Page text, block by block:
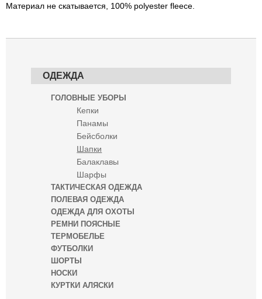
Материал не скатывается, 100% polyester fleece.
ОДЕЖДА
ГОЛОВНЫЕ УБОРЫ
Кепки
Панамы
Бейсболки
Шапки
Балаклавы
Шарфы
ТАКТИЧЕСКАЯ ОДЕЖДА
ПОЛЕВАЯ ОДЕЖДА
ОДЕЖДА ДЛЯ ОХОТЫ
РЕМНИ ПОЯСНЫЕ
ТЕРМОБЕЛЬЕ
ФУТБОЛКИ
ШОРТЫ
НОСКИ
КУРТКИ АЛЯСКИ